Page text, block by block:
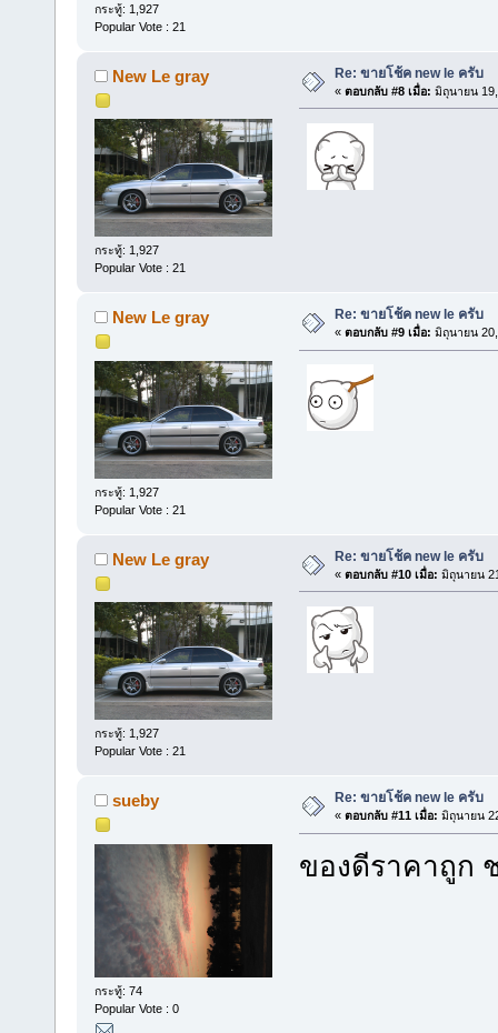
กระทู้: 1,927
Popular Vote : 21
New Le gray
กระทู้: 1,927
Popular Vote : 21
Re: ขายโช้ค new le ครับ
« ตอบกลับ #8 เมื่อ: มิถุนายน
New Le gray
กระทู้: 1,927
Popular Vote : 21
Re: ขายโช้ค new le ครับ
« ตอบกลับ #9 เมื่อ: มิถุนายน
New Le gray
กระทู้: 1,927
Popular Vote : 21
Re: ขายโช้ค new le ครับ
« ตอบกลับ #10 เมื่อ: มิถุนายน
sueby
กระทู้: 74
Popular Vote : 0
Re: ขายโช้ค new le ครับ
« ตอบกลับ #11 เมื่อ: มิถุนายน
ของดีราคาถูก